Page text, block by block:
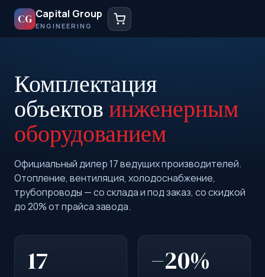
CG Capital Group
ENGINEERING
Комплектация
объектовинженерным
оборудованием
Официальный дилер 17 ведущих производителей.
Отопление, вентиляция, холодоснабжение,
трубопроводы — со склада и под заказ, со скидкой
до 20% от прайса завода.
17 −20%